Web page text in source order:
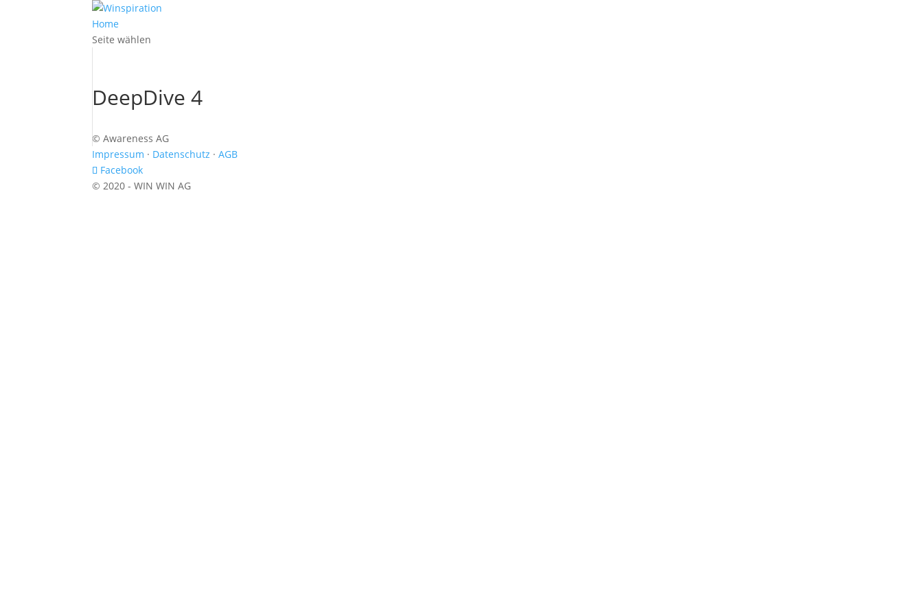
Home
Seite wählen
DeepDive 4
© Awareness AG
Impressum · Datenschutz ·AGB
Facebook
© 2020 - WIN WIN AG